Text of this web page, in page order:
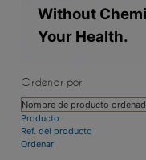
Without
Your Health.
Ordenar por
Nombre de producto
Producto
Ref. del producto
Ordenar